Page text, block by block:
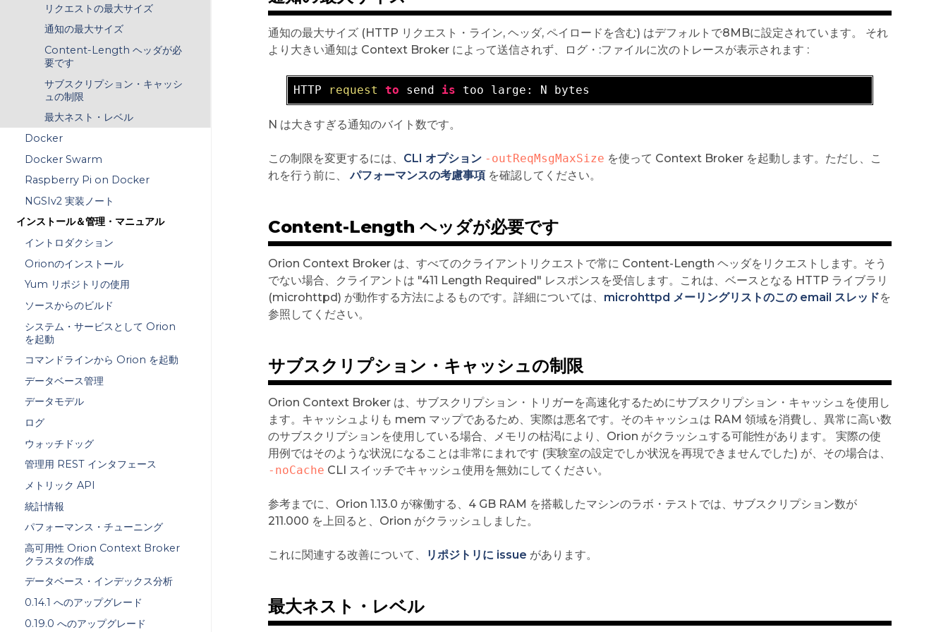
リクエストの最大サイズ
通知の最大サイズ
Content-Length ヘッダが必
要です
サブスクリプション・キャッシ
ュの制限
最大ネスト・レベル
Docker
Docker Swarm
Raspberry Pi on Docker
NGSIv2 実装ノート
インストール＆管理・マニュアル
イントロダクション
Orionのインストール
Yum リポジトリの使用
ソースからのビルド
システム・サービスとして Orion
を起動
コマンドラインから Orion を起動
データベース管理
データモデル
ログ
ウォッチドッグ
管理用 REST インタフェース
メトリック API
統計情報
パフォーマンス・チューニング
高可用性 Orion Context Broker
クラスタの作成
データベース・インデックス分析
0.14.1 へのアップグレード
0.19.0 へのアップグレード
通知の最大サイズ (HTTP リクエスト・ライン, ヘッダ, ペイロードを含む) はデフォルトで8MBに設定されています。 それ
より大きい通知は Context Broker によって送信されず、ログ・:ファイルに次のトレースが表示されます :
HTTP request to send is
N は大きすぎる通知のバイト数です。
この制限を変更するには、 CLI オプション -outReqMsgMaxSize を使って Context Broker を起動します。ただし、こ
れを行う前に、パフォーマンスの考慮事項を確認してください。
Content-Length ヘッダが必要です
Orion Context Broker は、すべてのクライアントリクエストで常に Content-Length ヘッダをリクエストします。そう
でない場合、クライアントは "411 Length Required" レスポンスを受信します。これは、ベースとなる HTTP ライブラリ
(microhttpd) が動作する方法によるものです。詳細については、 microhttpd メーリングリストのこの email スレッドを
参照してください。
サブスクリプション・キャッシュの制限
Orion Context Broker は、サブスクリプション・トリガーを高速化するためにサブスクリプション・キャッシュを使用し
ます。キャッシュよりも mem マップであるため、実際は悪名です。そのキャッシュは RAM 領域を消費し、異常に高い数
のサブスクリプションを使用している場合、メモリの枯渇により、Orion がクラッシュする可能性があります。 実際の使
用例ではそのような状況になることは非常にまれです (実験室の設定でしか状況を再現できませんでした) が、その場合は、
-noCache CLI スイッチでキャッシュ使用を無効にしてください。
参考までに、Orion 1.13.0 が稼働する、4 GB RAM を搭載したマシンのラボ・テストでは、サブスクリプション数が
211.000 を上回ると、Orion がクラッシュしました。
これに関連する改善について、 リポジトリに issue があります。
最大ネスト・レベル